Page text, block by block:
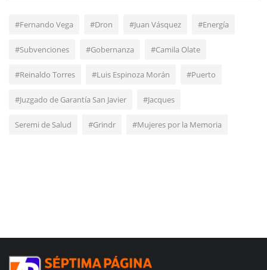
#Fernando Vega #Dron #Juan Vásquez #Energía
#Subvenciones #Gobernanza #Camila Olate
#Reinaldo Torres #Luis Espinoza Morán #Puerto
#Juzgado de Garantía San Javier #Jacques
Seremi de Salud #Grindr #Mujeres por la Memoria